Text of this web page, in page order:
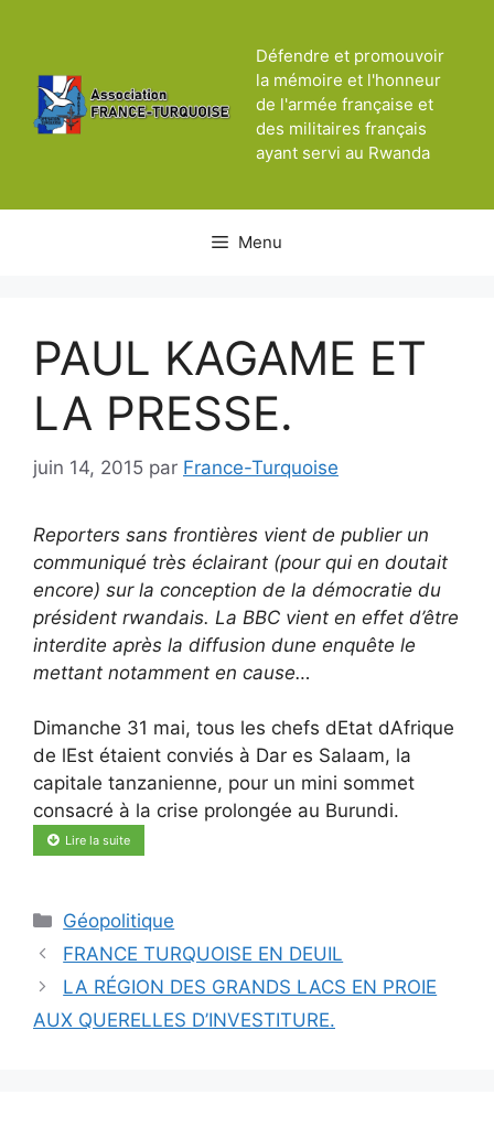
Défendre et promouvoir
la mémoire et l'honneur
de l'armée française et
des militaires français
ayant servi au Rwanda
Menu
PAUL KAGAME ET
LA PRESSE.
juin 14, 2015 par France-Turquoise
Reporters sans frontières vient de publier un
communiqué très éclairant (pour qui en doutait
encore) sur la conception de la démocratie du
président rwandais. La BBC vient en effet d’être
interdite après la diffusion dune enquête le
mettant notamment en cause…
Dimanche 31 mai, tous les chefs dEtat dAfrique
de lEst étaient conviés à Dar es Salaam, la
capitale tanzanienne, pour un mini sommet
consacré à la crise prolongée au Burundi.
Lire la suite
Catégories
Géopolitique
FRANCE TURQUOISE EN DEUIL
LA RÉGION DES GRANDS LACS EN PROIE
AUX QUERELLES D’INVESTITURE.